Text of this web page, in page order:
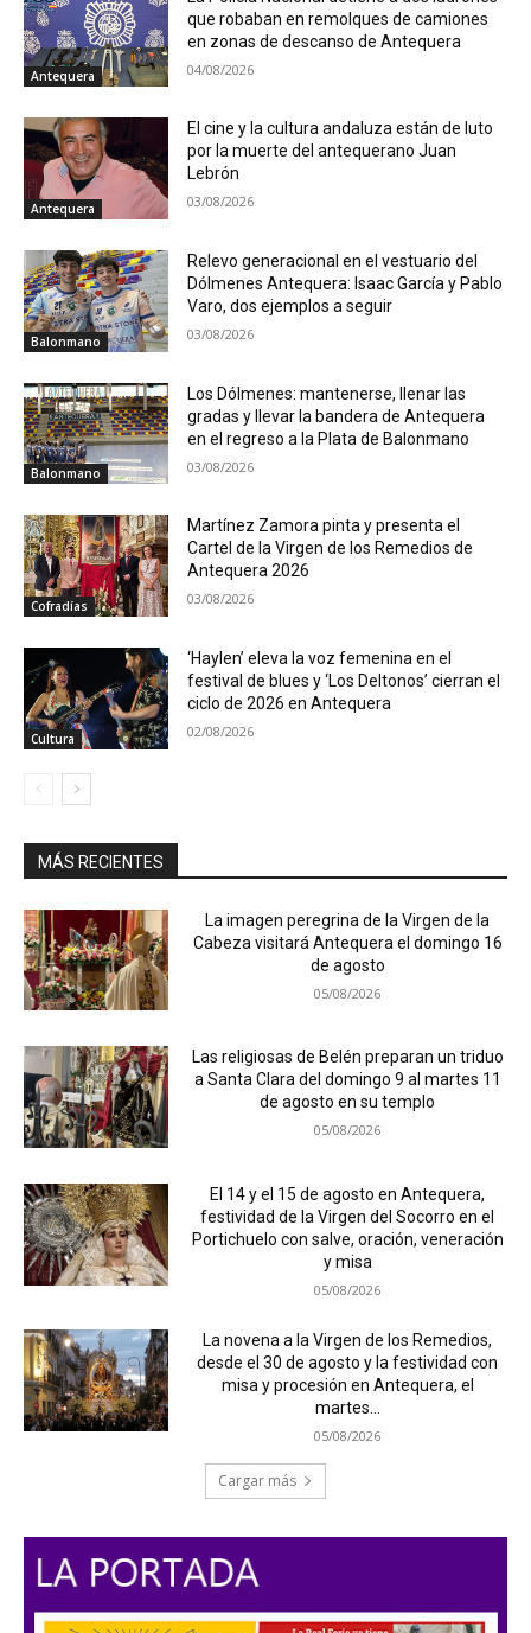
Antequera
que robaban en remolques de camiones
en zonas de descanso de Antequera
04/08/2026
Antequera
El cine y la cultura andaluza están de luto
por la muerte del antequerano Juan
Lebrón
03/08/2026
Balonmano
Relevo generacional en el vestuario del
Dólmenes Antequera: Isaac García y Pablo
Varo, dos ejemplos a seguir
03/08/2026
Balonmano
Los Dólmenes: mantenerse, llenar las
gradas y llevar la bandera de Antequera
en el regreso a la Plata de Balonmano
03/08/2026
Cofradías
Martínez Zamora pinta y presenta el
Cartel de la Virgen de los Remedios de
Antequera 2026
03/08/2026
Cultura
‘Haylen’ eleva la voz femenina en el
festival de blues y ‘Los Deltonos’ cierran el
ciclo de 2026 en Antequera
02/08/2026
MÁS RECIENTES
La imagen peregrina de la Virgen de la
Cabeza visitará Antequera el domingo 16
de agosto
05/08/2026
Las religiosas de Belén preparan un triduo
a Santa Clara del domingo 9 al martes 11
de agosto en su templo
05/08/2026
El 14 y el 15 de agosto en Antequera,
festividad de la Virgen del Socorro en el
Portichuelo con salve, oración, veneración
y misa
05/08/2026
La novena a la Virgen de los Remedios,
desde el 30 de agosto y la festividad con
misa y procesión en Antequera, el
martes...
05/08/2026
Cargar más